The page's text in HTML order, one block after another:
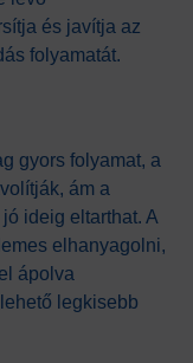
és javítja az
folyamatát.
gyors folyamat, a
ám a
ideig eltarthat. A
elhanyagolni,
ápolva
legkisebb